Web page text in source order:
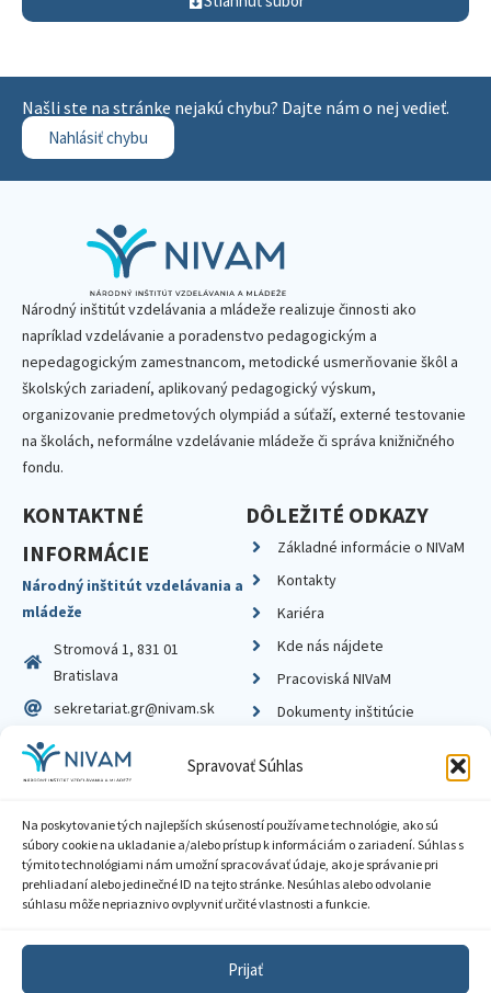
Spravovať Súhlas
Na poskytovanie tých najlepších skúseností používame technológie, ako sú
súbory cookie na ukladanie a/alebo prístup k informáciám o zariadení. Súhlas s
týmito technológiami nám umožní spracovávať údaje, ako je správanie pri
prehliadaní alebo jedinečné ID na tejto stránke. Nesúhlas alebo odvolanie
súhlasu môže nepriaznivo ovplyvniť určité vlastnosti a funkcie.
Prijať
Našli ste na stránke nejakú chybu? Dajte nám o nej vedieť.
Nahlásiť chybu
Národný inštitút vzdelávania a mládeže realizuje činnosti ako
napríklad vzdelávanie a poradenstvo pedagogickým a
nepedagogickým zamestnancom, metodické usmerňovanie škôl a
školských zariadení, aplikovaný pedagogický výskum,
organizovanie predmetových olympiád a súťaží, externé testovanie
na školách, neformálne vzdelávanie mládeže či správa knižničného
fondu.
KONTAKTNÉ
INFORMÁCIE
Národný inštitút vzdelávania a
mládeže
Stromová 1, 831 01
Bratislava
sekretariat.gr@nivam.sk
IČO: 00164348
DIČ: 2020798714
DÔLEŽITÉ ODKAZY
Základné informácie o NIVaM
Kontakty
Kariéra
Kde nás nájdete
Pracoviská NIVaM
Dokumenty inštitúcie
Zásady ochrany súkromia
Sprístupnenie informácií